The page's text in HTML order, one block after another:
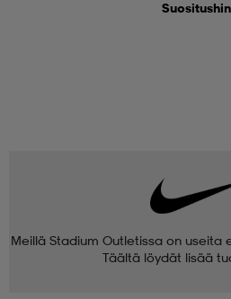
Meillä Stadium Outletissa on useita
Täältä löydät lisää